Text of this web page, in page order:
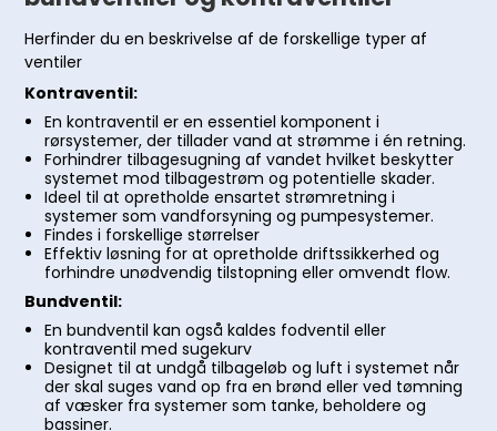
Herfinder du en beskrivelse af de forskellige typer af
ventiler
Kontraventil:
En kontraventil er en essentiel komponent i
rørsystemer, der tillader vand at strømme i én retning.
Forhindrer tilbagesugning af vandet hvilket beskytter
systemet mod tilbagestrøm og potentielle skader.
Ideel til at opretholde ensartet strømretning i
systemer som vandforsyning og pumpesystemer.
Findes i forskellige størrelser
Effektiv løsning for at opretholde driftssikkerhed og
forhindre unødvendig tilstopning eller omvendt flow.
Bundventil:
En bundventil kan også kaldes fodventil eller
kontraventil med sugekurv
Designet til at undgå tilbageløb og luft i systemet når
der skal suges vand op fra en brønd eller ved tømning
af væsker fra systemer som tanke, beholdere og
bassiner.